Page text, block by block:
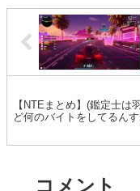
【NTEまとめ】(鑑定士は
ど何のバイトをしてるん
コメント